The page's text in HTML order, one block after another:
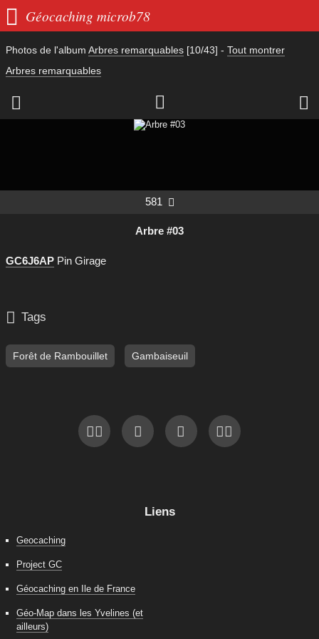
 Géocaching microb78
Photos de l'album Arbres remarquables [10/43] - Tout montrer
Arbres remarquables
  
581 
Arbre #03
GC6J6AP Pin Girage
 Tags
Forêt de Rambouillet Gambaiseuil
Liens
Geocaching
Project GC
Géocaching en Ile de France
Géo-Map dans les Yvelines (et
ailleurs)